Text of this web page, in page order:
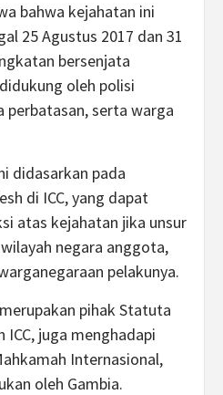
bahwa kejahatan ini
25 Agustus 2017 dan 31
bersenjata
oleh polisi
perbatasan, serta warga
didasarkan pada
di ICC, yang dapat
atas kejahatan jika unsur
negara anggota,
pelakunya.
pihak Statuta
juga menghadapi
Internasional,
oleh Gambia.